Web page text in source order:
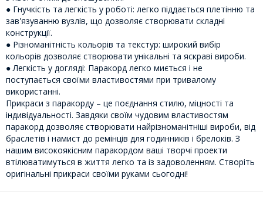
● Гнучкість та легкість у роботі: легко піддається плетінню та
зав'язуванню вузлів, що дозволяє створювати складні
конструкції.
● Різноманітність кольорів та текстур: широкий вибір
кольорів дозволяє створювати унікальні та яскраві вироби.
● Легкість у догляді: Паракорд легко миється і не
поступається своїми властивостями при тривалому
використанні.
Прикраси з паракорду – це поєднання стилю, міцності та
індивідуальності. Завдяки своїм чудовим властивостям
паракорд дозволяє створювати найрізноманітніші вироби, від
браслетів і намист до ремінців для годинників і брелоків. З
нашим високоякісним паракордом ваші творчі проекти
втілюватимуться в життя легко та із задоволенням. Створіть
оригінальні прикраси своїми руками сьогодні!